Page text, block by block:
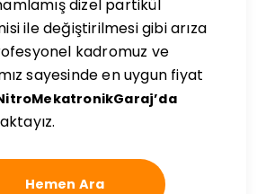
dizel partikül
ile değiştirilmesi gibi arıza
kadromuz ve
sayesinde en uygun fiyat
Hemen Ara